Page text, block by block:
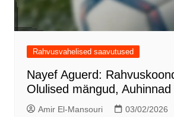
Rahvusvahelised saavutused
Nayef Aguerd:
Olulised mängud, Auhinnad
Amir El-Mansouri 03/02/2026